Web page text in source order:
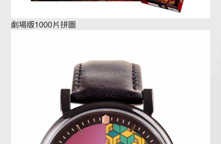
劇場版1000片拼圖